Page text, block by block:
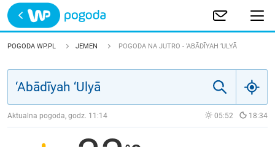
Trwa ładowanie
POLSKA
JAKOŚĆ POWIETRZA
POGODA WP.PL JEMEN POGODA NA JUTRO - ‘ABĀDĪYAH ‘ULYĀ
Aktualna pogoda, godz. 11:14 05:52 18:34